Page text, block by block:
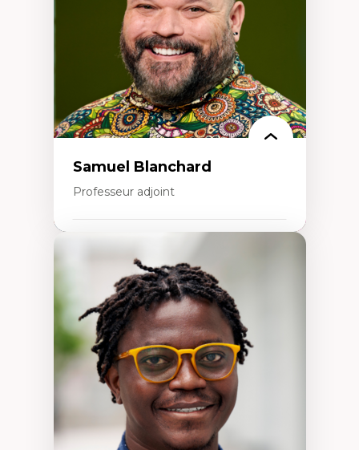
Samuel Blanchard
Professeur adjoint
Didactique des sciences – processus
d’enquête et culture scientifique
Éducation en milieu minoritaire –
construction identitaire et conscience
critique
Technologies éducatives – ludification et
programmation pédagogique
La langue dans toutes les matières –
environnement discursif et langage
scientifique